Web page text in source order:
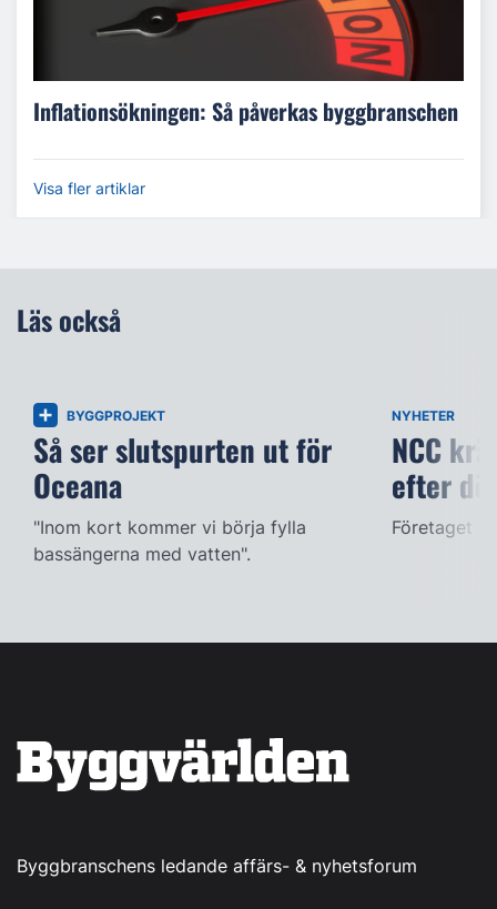
Inflationsökningen: Så påverkas byggbranschen
Visa fler artiklar
Läs också
BYGGPROJEKT
Så ser slutspurten ut för
Oceana
"Inom kort kommer vi börja fylla
bassängerna med vatten".
NYHETER
NCC
efter
Företaget
Byggbranschens ledande affärs- & nyhetsforum